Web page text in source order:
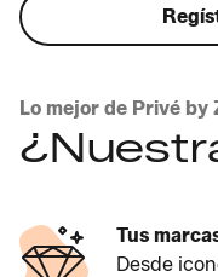
Lo mejor de Privé by
Tus
Desde